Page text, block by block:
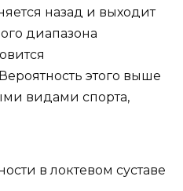
назад и выходит
диапазона
этого выше
видами спорта,
в локтевом суставе